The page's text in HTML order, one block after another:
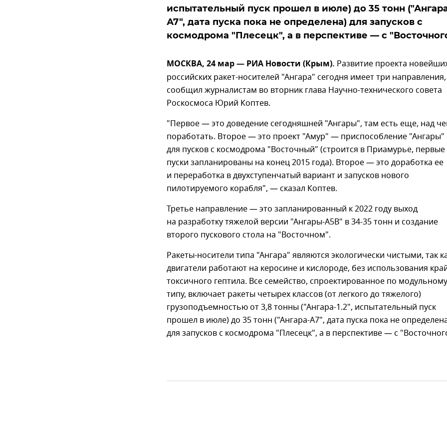
испытательный пуск прошел в июле) до 35 тонн
А7", дата пуска пока не определена) для запусков с
космодрома "Плесецк", а в перспективе — с
МОСКВА, 24 мар — РИА Новости (Крым). Развитие проекта
российских ракет-носителей "Ангара" сегодня имеет три направления,
сообщил журналистам во вторник глава Научно-технического совета
Роскосмоса Юрий Коптев.
"Первое — это доведение сегодняшней "Ангары", там есть еще, над
поработать. Второе — это проект "Амур" — приспособление "Ангары"
для пусков с космодрома "Восточный" (строится в Приамурье, первые
пуски запланированы на конец 2015 года). Второе — это доработка ее
и переработка в двухступенчатый вариант и запусков нового
пилотируемого корабля", — сказал Коптев.
Третье направление — это запланированный к 2022 году выход
на разработку тяжелой версии "Ангары-А5В" в 34-35 тонн и создание
второго пускового стола на "Восточном".
Ракеты-носители типа "Ангара" являются экологически чистыми, так
двигатели работают на керосине и кислороде, без использования
токсичного гептила. Все семейство, спроектированное по модульному
типу, включает ракеты четырех классов (от легкого до тяжелого)
грузоподъемностью от 3,8 тонны ("Ангара-1.2", испытательный пуск
прошел в июле) до 35 тонн ("Ангара-А7", дата пуска пока не
для запусков с космодрома "Плесецк", а в перспективе — с